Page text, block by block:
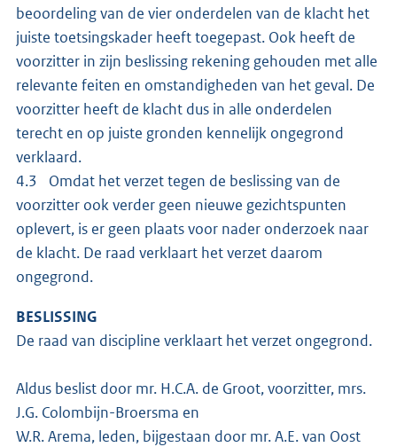
beoordeling van de vier onderdelen van de klacht het
juiste toetsingskader heeft toegepast. Ook heeft de
voorzitter in zijn beslissing rekening gehouden met alle
relevante feiten en omstandigheden van het geval. De
voorzitter heeft de klacht dus in alle onderdelen
terecht en op juiste gronden kennelijk ongegrond
verklaard.
4.3 Omdat het verzet tegen de beslissing van de
voorzitter ook verder geen nieuwe gezichtspunten
oplevert, is er geen plaats voor nader onderzoek naar
de klacht. De raad verklaart het verzet daarom
ongegrond.
BESLISSING
De raad van discipline verklaart het verzet ongegrond.
Aldus beslist door mr. H.C.A. de Groot, voorzitter, mrs.
J.G. Colombijn-Broersma en
W.R. Arema, leden, bijgestaan door mr. A.E. van Oost